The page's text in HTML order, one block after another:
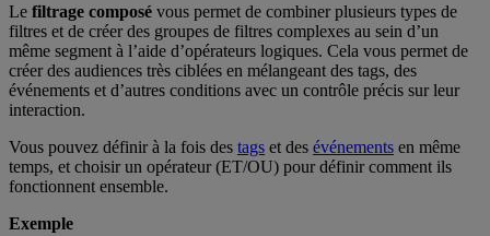
Le filtrage composé vous permet de combiner plusieurs types de
filtres et de créer des groupes de filtres complexes au sein d’un
même segment à l’aide d’opérateurs logiques. Cela vous permet de
créer des audiences très ciblées en mélangeant des tags, des
événements et d’autres conditions avec un contrôle précis sur leur
interaction.
Vous pouvez définir à la fois des tags et des événements en même
temps, et choisir un opérateur (ET/OU) pour définir comment ils
fonctionnent ensemble.
Exemple